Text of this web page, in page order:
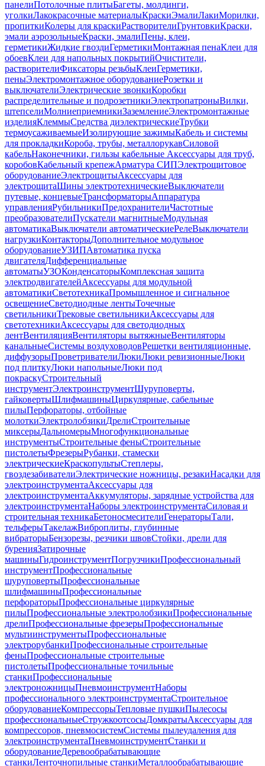
панелиПотолочные плитыБагеты, молдинги,
уголкиЛакокрасочные материалыКраскиЭмалиЛакиМорилки,
пропиткиКолеры для краскиРастворителиГрунтовкиКраски,
эмали аэрозольныеКраски, эмалиПены, клеи,
герметикиЖидкие гвоздиГерметикиМонтажная пенаКлеи для
обоевКлеи для напольных покрытийОчистители,
растворителиФиксаторы резьбыКлеиГерметики,
пеныЭлектромонтажное оборудованиеРозетки и
выключателиЭлектрические звонкиКоробки
распределительные и подрозетникиЭлектропатроныВилки,
штепселиМолниеприемникиЗаземлениеЭлектромонтажные
изделияКлеммыСредства диэлектрическиеТрубки
термоусаживаемыеИзолирующие зажимыКабель и системы
для прокладкиКороба, трубы, металлорукавСиловой
кабельНаконечники, гильзы кабельные Аксессуары для труб,
коробовКабельный крепежАрматура СИПЭлектрощитовое
оборудованиеЭлектрощитыАксессуары для
электрощитаШины электротехническиеВыключатели
путевые, концевыеТрансформаторыАппаратура
управленияРубильникиПредохранителиЧастотные
преобразователиПускатели магнитныеМодульная
автоматикаВыключатели автоматическиеРелеВыключатели
нагрузкиКонтакторыДополнительное модульное
оборудованиеУЗИПАвтоматика пуска
двигателяДифференциальные
автоматыУЗОКонденсаторыКомплексная защита
электродвигателейАксессуары для модульной
автоматикиСветотехникаПромышленное и сигнальное
освещениеСветодиодные лентыТочечные
светильникиТрековые светильникиАксессуары для
светотехникиАксессуары для светодиодных
лентВентиляцияВентиляторы вытяжныеВентиляторы
канальныеСистемы воздуховодовРешетки вентиляционные,
диффузорыПроветривателиЛюкиЛюки ревизионныеЛюки
под плиткуЛюки напольныеЛюки под
покраскуСтроительный
инструментЭлектроинструментШуруповерты,
гайковертыШлифмашиныЦиркулярные, сабельные
пилыПерфораторы, отбойные
молоткиЭлектролобзикиДрелиСтроительные
миксерыДальномерыМногофункциональные
инструментыСтроительные феныСтроительные
пистолетыФрезерыРубанки, стамески
электрическиеКраскопультыСтеплеры,
гвоздезабивателиЭлектрические ножницы, резакиНасадки для
электроинструментаАксессуары для
электроинструментаАккумуляторы, зарядные устройства для
электроинструментаНаборы электроинструментаСиловая и
строительная техникаБетоносмесителиГенераторыТали,
тельферыТакелажВиброплиты, глубинные
вибраторыБензорезы, резчики швовСтойки, дрели для
буренияЗатирочные
машиныГидроинструментПогрузчикиПрофессиональный
инструментПрофессиональные
шуруповертыПрофессиональные
шлифмашиныПрофессиональные
перфораторыПрофессиональные циркулярные
пилыПрофессиональные электролобзикиПрофессиональные
дрелиПрофессиональные фрезерыПрофессиональные
мультиинструментыПрофессиональные
электрорубанкиПрофессиональные строительные
феныПрофессиональные строительные
пистолетыПрофессиональные точильные
станкиПрофессиональные
электроножницыПневмоинструментНаборы
профессионального электроинструментаСтроительное
оборудованиеКомпрессорыТепловые пушкиПылесосы
профессиональныеСтружкоотсосыДомкратыАксессуары для
компрессоров, пневмосистемСистемы пылеудаления для
электроинструментаПневмоинструментСтанки и
оборудованиеДеревообрабатывающие
станкиЛенточнопильные станкиМеталлообрабатывающие